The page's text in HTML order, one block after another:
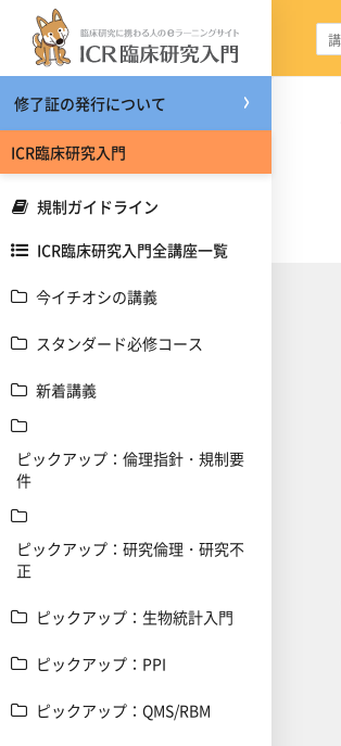
メインコンテンツへスキップする
修了証の発行について
ICR臨床研究入門
規制ガイドライン
ICR臨床研究入門全講座一覧
今イチオシの講義
スタンダード必修コース
新着講義
ピックアップ：倫理指針・規制要
件
ピックアップ：研究倫理・研究不
正
ピックアップ：生物統計入門
ピックアップ：PPI
ピックアップ：QMS/RBM